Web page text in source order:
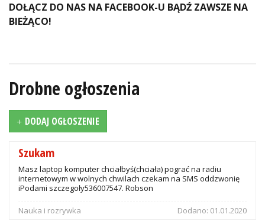
DOŁĄCZ DO NAS NA FACEBOOK-U BĄDŹ ZAWSZE NA
BIEŻĄCO!
Drobne ogłoszenia
DODAJ OGŁOSZENIE
Szukam
Masz laptop komputer chciałbyś(chciała) pograć na radiu
internetowym w wolnych chwilach czekam na SMS oddzwonię
iPodami szczegoły536007547. Robson
Nauka i rozrywka Dodano: 01.01.2020